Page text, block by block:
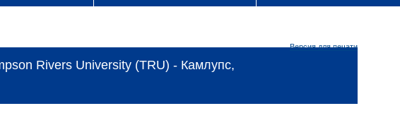
Версия для печати
Rivers University (TRU) - Камлупс,